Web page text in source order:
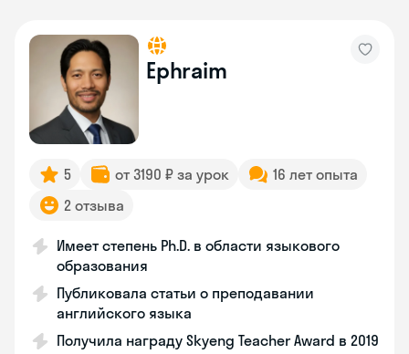
Ephraim
5 от 3190 ₽ за урок
16 лет опыта
2 отзыва
Имеет степень Ph.D. в области языкового
образования
Публиковала статьи о преподавании
английского языка
Получила награду Skyeng Teacher Award в 2019